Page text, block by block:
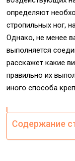
определяют
стропильных ног,
Однако, не менее
выполняется
расскажет какие
правильно их
иного способа
Содержание